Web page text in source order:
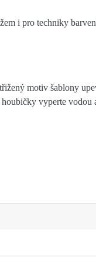
i pro techniky
motiv šablony
houbičky vyperte vodou